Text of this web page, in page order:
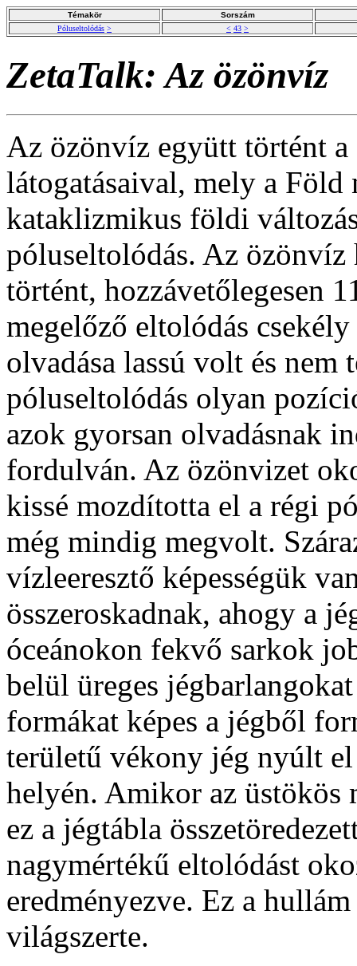
Témakör
Sorszám
Póluseltolódás > < 43 >
ZetaTalk: Az özönvíz
Az özönvíz együtt történt
látogatásaival, mely a Föld
kataklizmikus földi
póluseltolódás. Az özönvíz
történt, hozzávetőlegesen
megelőző eltolódás
olvadása lassú volt és nem
póluseltolódás olyan
azok gyorsan olvadásnak
fordulván. Az özönvizet
kissé mozdította el a régi
még mindig megvolt.
vízleeresztő képességük
összeroskadnak, ahogy a
óceánokon fekvő sarkok
belül üreges
formákat képes a jégből
területű vékony jég nyúlt
helyén. Amikor az üstökös
ez a jégtábla
nagymértékű eltolódást
eredményezve. Ez a
világszerte.